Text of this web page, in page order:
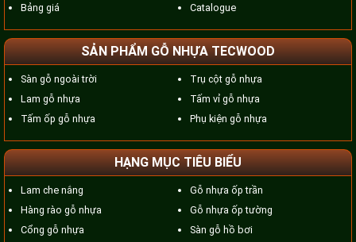
Bảng giá
Catalogue
SẢN PHẨM GỖ NHỰA TECWOOD
Sàn gỗ ngoài trời
Lam gỗ nhựa
Tấm ốp gỗ nhựa
Trụ cột gỗ nhựa
Tấm vỉ gỗ nhựa
Phụ kiện gỗ nhựa
HẠNG MỤC TIÊU BIỂU
Lam che nắng
Hàng rào gỗ nhựa
Cổng gỗ nhựa
Gỗ nhựa ốp trần
Gỗ nhựa ốp tường
Sàn gỗ hồ bơi